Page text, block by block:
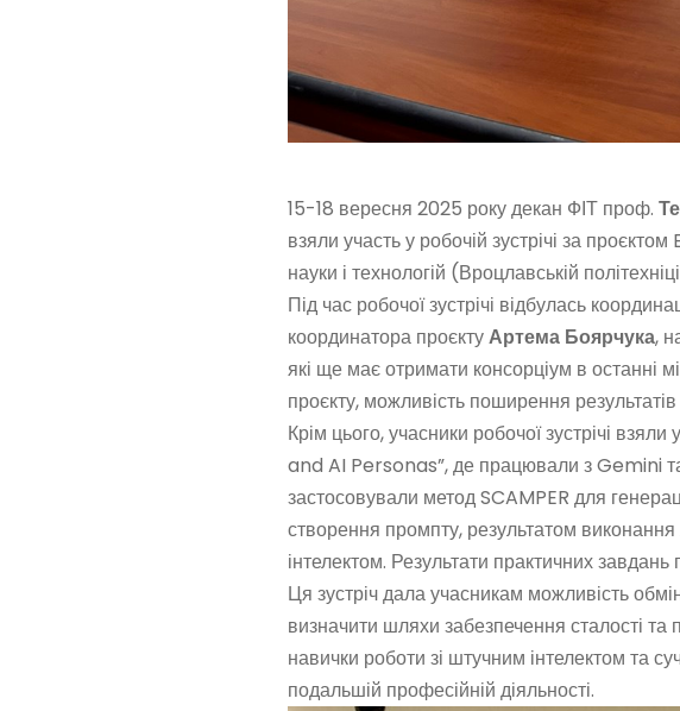
15-18 вересня 2025 року декан ФІТ проф.
взяли участь у робочій зустрічі за
науки і технологій (Вроцлавській
Під час робочої зустрічі відбулась
координатора проєктуАртема Боярчука,
які ще має отримати консорціум в останні
проєкту, можливість поширення
Крім цього, учасники робочої зустрічі
and AI Personas”, де працювали з Gemini
застосовували метод SCAMPER для
створення промпту, результатом
інтелектом. Результати практичних
Ця зустріч дала учасникам можливість
визначити шляхи забезпечення сталості та
навички роботи зі штучним інтелектом та
подальшій професійній діяльності.